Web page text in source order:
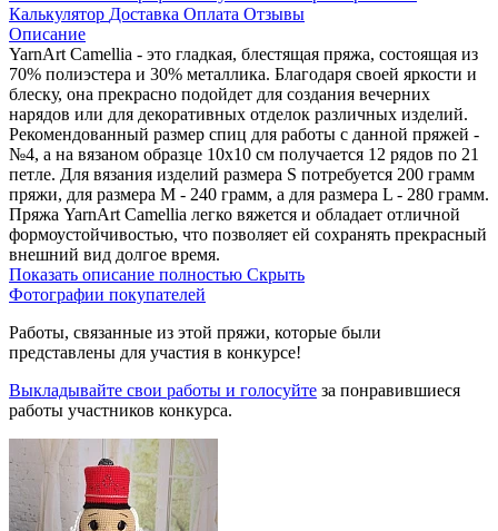
Калькулятор Доставка Оплата Отзывы
Описание
YarnArt Camellia - это гладкая, блестящая пряжа, состоящая из
70% полиэстера и 30% металлика. Благодаря своей яркости и
блеску, она прекрасно подойдет для создания вечерних
нарядов или для декоративных отделок различных изделий.
Рекомендованный размер спиц для работы с данной пряжей -
№4, а на вязаном образце 10х10 см получается 12 рядов по 21
петле. Для вязания изделий размера S потребуется 200 грамм
пряжи, для размера М - 240 грамм, а для размера L - 280 грамм.
Пряжа YarnArt Camellia легко вяжется и обладает отличной
формоустойчивостью, что позволяет ей сохранять прекрасный
внешний вид долгое время.
Показать описание полностью Скрыть
Фотографии покупателей
Работы, связанные из этой пряжи, которые были
представлены для участия в конкурсе!
Выкладывайте свои работы и голосуйте за понравившиеся
работы участников конкурса.